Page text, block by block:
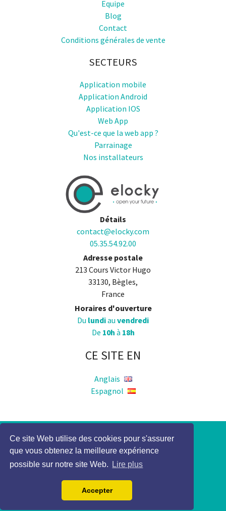
Ce site Web utilise des cookies pour s'assurer
que vous obtenez la meilleure expérience
possible sur notre site Web.
Lire plus
Accepter
Equipe
Blog
Contact
Conditions générales de vente
SECTEURS
Application mobile
Application Android
Application IOS
Web App
Qu'est-ce que la web app ?
Parrainage
Nos installateurs
Détails
contact@elocky.com
05.35.54.92.00
Adresse postale
213 Cours Victor Hugo
33130, Bègles,
France
Horaires d'ouverture
Du lundiau vendredi
De 10h à 18h
CE SITE EN
Anglais
Espagnol
Politique de Confidentialité
Mention légale
2017 Elocky Tous droits réservés